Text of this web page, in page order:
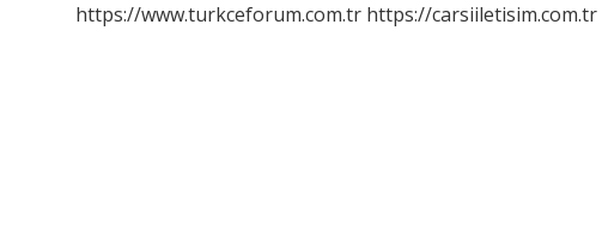
Ne
https://www.turkceforum.com.tr https://carsiiletisim.com.tr